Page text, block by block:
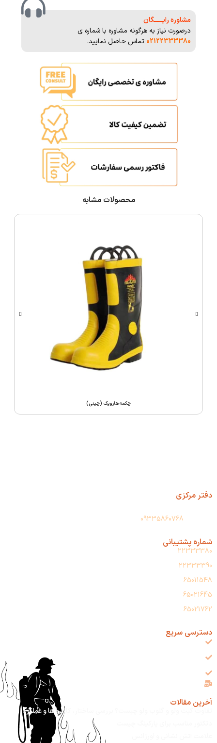
مشاوره رایــــــگان
درصورت نیاز به هرگونه مشاوره با شماره ی
02122333380 تماس حاصل نمایید.
محصولات مشابه
چکمه هارویک (چینی)
دفتر مرکزی
شماره پشتیبانی
22333380
22333390
65011548
65021645
65021762
دسترسی سریع
آخرین مقالات
تفاوت گیت ولو و گلوب ولو چیست؟ بررسی ساختار، کاربردها و عملکرد